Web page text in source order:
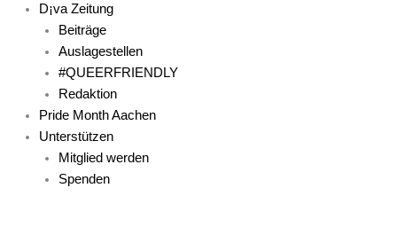
D¡va Zeitung
Beiträge
Auslagestellen
#QUEERFRIENDLY
Redaktion
Pride Month Aachen
Unterstützen
Mitglied werden
Spenden